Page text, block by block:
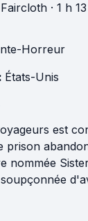
· 1 h
Horreur
États-Unis
est
prison
nommée